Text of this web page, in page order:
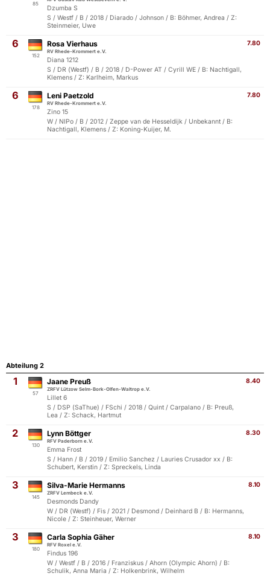
85
Dzumba S
S / Westf / B / 2018 / Diarado / Johnson / B: Böhmer, Andrea / Z:
Steinmeier, Uwe
6
152
7.80
Rosa Vierhaus
RV Rhede-Krommert e.V.
Diana 1212
S / DR (Westf) / B / 2018 / D-Power AT / Cyrill WE / B: Nachtigall,
Klemens / Z: Karlheim, Markus
6
178
7.80
Leni Paetzold
RV Rhede-Krommert e.V.
Zino 15
W / NIPo / B / 2012 / Zeppe van de Hesseldijk / Unbekannt / B:
Nachtigall, Klemens / Z: Koning-Kuijer, M.
Abteilung 2
1
57
8.40
Jaane Preuß
ZRFV Lützow Selm-Bork-Olfen-Waltrop e.V.
Lillet 6
S / DSP (SaThue) / FSchi / 2018 / Quint / Carpalano / B: Preuß,
Lea / Z: Schack, Hartmut
2
130
8.30
Lynn Böttger
RFV Paderborn e.V.
Emma Frost
S / Hann / B / 2019 / Emilio Sanchez / Lauries Crusador xx / B:
Schubert, Kerstin / Z: Spreckels, Linda
3
145
8.10
Silva-Marie Hermanns
ZRFV Lembeck e.V.
Desmonds Dandy
W / DR (Westf) / Fis / 2021 / Desmond / Deinhard B / B: Hermanns,
Nicole / Z: Steinheuer, Werner
3
180
8.10
Carla Sophia Gäher
RFV Roxel e.V.
Findus 196
W / Westf / B / 2016 / Franziskus / Ahorn (Olympic Ahorn) / B:
Schulik, Anna Maria / Z: Holkenbrink, Wilhelm